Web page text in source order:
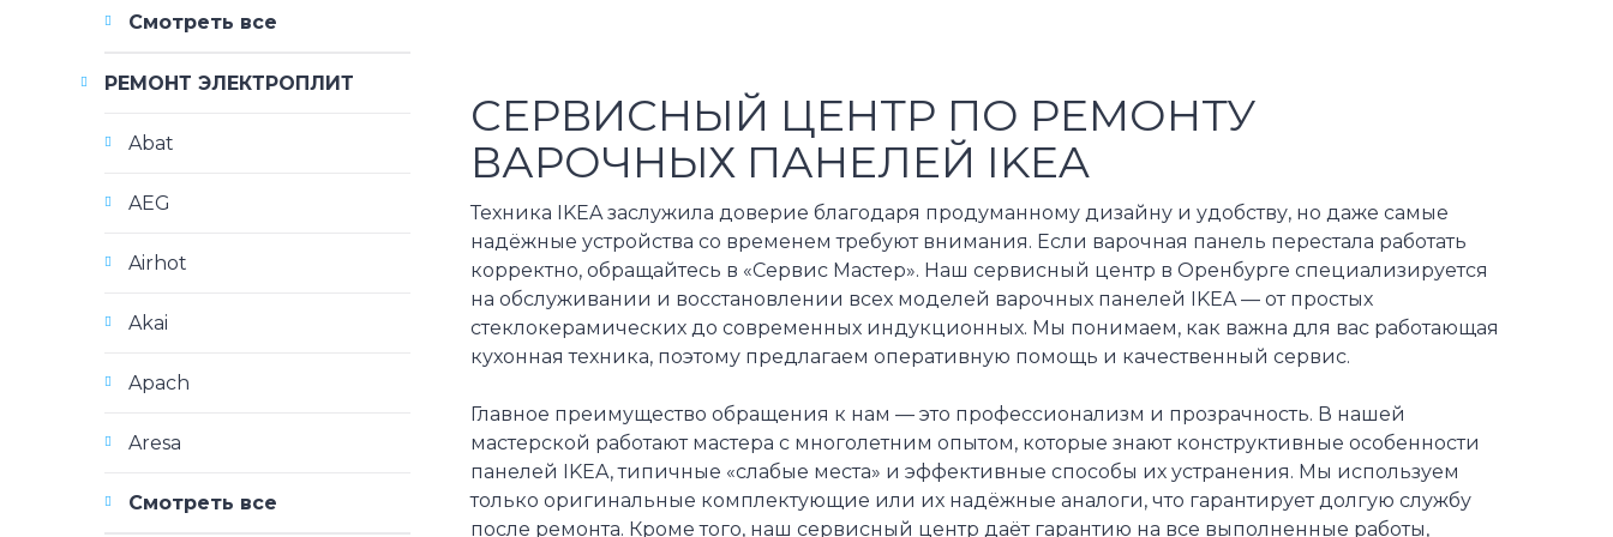
СЕРВИСНЫЙ ЦЕНТР ПО РЕМОНТУ
ВАРОЧНЫХ ПАНЕЛЕЙ IKEA
Техника IKEA заслужила доверие благодаря продуманному дизайну и удобству, но даже самые
надёжные устройства со временем требуют внимания. Если варочная панель перестала работать
корректно, обращайтесь в «Сервис Мастер». Наш сервисный центр в Оренбурге специализируется
на обслуживании и восстановлении всех моделей варочных панелей IKEA — от простых
стеклокерамических до современных индукционных. Мы понимаем, как важна для вас работающая
кухонная техника, поэтому предлагаем оперативную помощь и качественный сервис.
Главное преимущество обращения к нам — это профессионализм и прозрачность. В нашей
мастерской работают мастера с многолетним опытом, которые знают конструктивные особенности
панелей IKEA, типичные «слабые места» и эффективные способы их устранения. Мы используем
только оригинальные комплектующие или их надёжные аналоги, что гарантирует долгую службу
после ремонта. Кроме того, наш сервисный центр даёт гарантию на все выполненные работы,
Смотреть все
РЕМОНТ ЭЛЕКТРОПЛИТ
Abat
AEG
Airhot
Akai
Apach
Aresa
Смотреть все